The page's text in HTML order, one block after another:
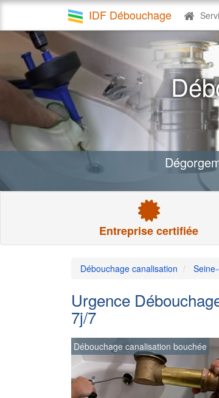
IDF Débouchage
Entreprise certifiée
Débouchage canalisation
Urgence
7j/7
Débouchage canalisation bouchée